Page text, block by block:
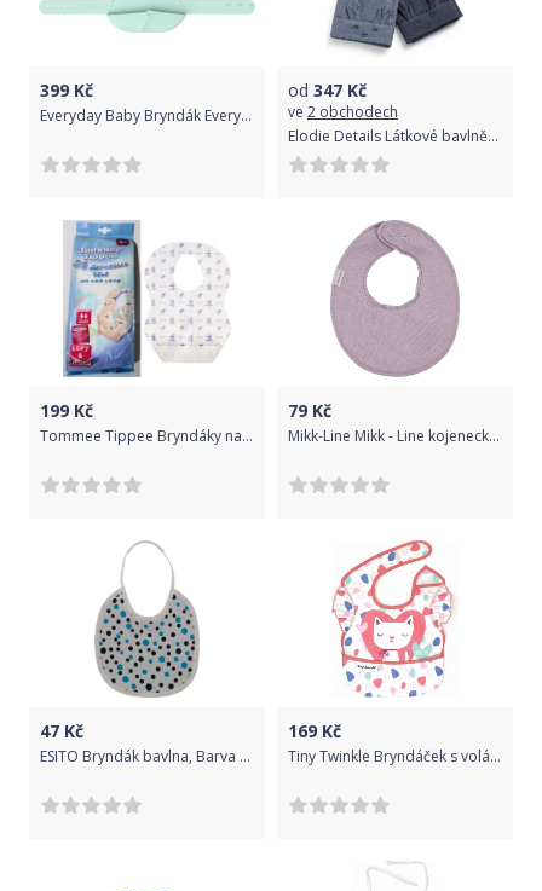
399 Kč
Everyday Baby Bryndák EverydayBaby Silikon
od 347 Kč
ve 2 obchodech
Elodie Details Látkové bavlněné ubrousky Tender Blue/Juniper Blue, 2ks
199 Kč
Tommee Tippee Bryndáky na jedno použití Tomme Tippee Explora 20ks
79 Kč
Mikk-Line Mikk - Line kojenecký bryndák 9941 Lavender
47 Kč
ESITO Bryndák bavlna, Barva puntík tyrkysová
169 Kč
Tiny Twinkle Bryndáček s volánky - White Cat